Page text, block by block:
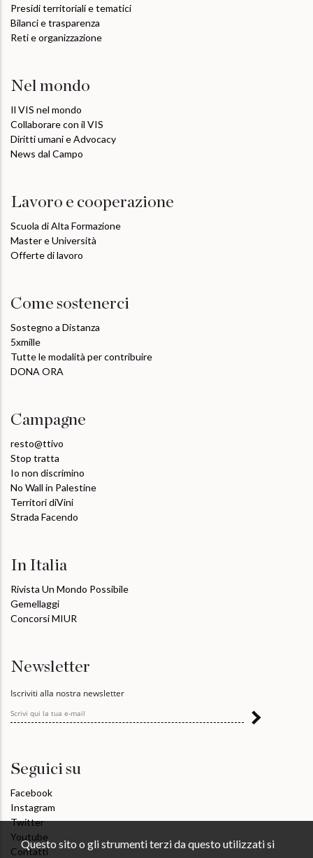
Presidi territoriali e tematici
Bilanci e trasparenza
Reti e organizzazione
Nel mondo
Il VIS nel mondo
Collaborare con il VIS
Diritti umani e Advocacy
News dal Campo
Lavoro e cooperazione
Scuola di Alta Formazione
Master e Università
Offerte di lavoro
Come sostenerci
Sostegno a Distanza
5xmille
Tutte le modalità per contribuire
DONA ORA
Campagne
resto@ttivo
Stop tratta
Io non discrimino
No Wall in Palestine
Territori diVini
Strada Facendo
In Italia
Rivista Un Mondo Possibile
Gemellaggi
Concorsi MIUR
Newsletter
Iscriviti alla nostra newsletter
Seguici su
Facebook
Instagram
Twitter
Youtube
Contatti
Questo sito o gli strumenti terzi da questo utilizzati si